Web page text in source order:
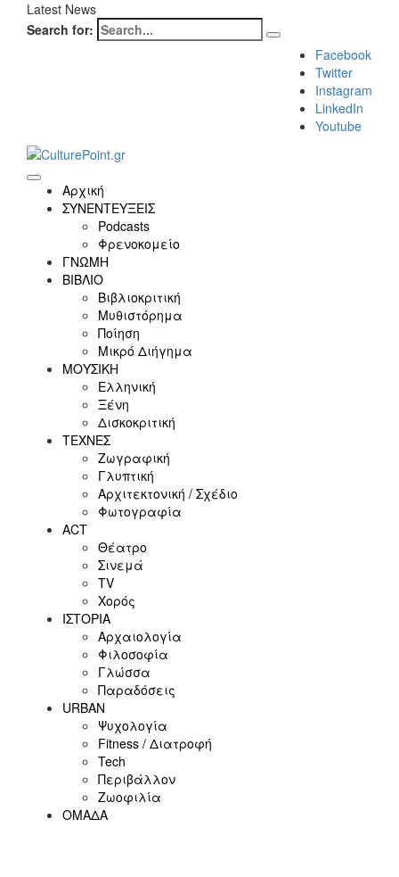
Latest News
Search for:
Facebook
Twitter
Instagram
LinkedIn
Youtube
Αρχική
ΣΥΝΕΝΤΕΥΞΕΙΣ
Podcasts
Φρενοκομείο
ΓΝΩΜΗ
ΒΙΒΛΙΟ
Βιβλιοκριτική
Μυθιστόρημα
Ποίηση
Μικρό Διήγημα
ΜΟΥΣΙΚΗ
Ελληνική
Ξένη
Δισκοκριτική
ΤΕΧΝΕΣ
Ζωγραφική
Γλυπτική
Αρχιτεκτονική / Σχέδιο
Φωτογραφία
ACT
Θέατρο
Σινεμά
ΤV
Χορός
ΙΣΤΟΡΙΑ
Αρχαιολογία
Φιλοσοφία
Γλώσσα
Παραδόσεις
URBAN
Ψυχολογία
Fitness / Διατροφή
Tech
Περιβάλλον
Ζωοφιλία
ΟΜΑΔΑ